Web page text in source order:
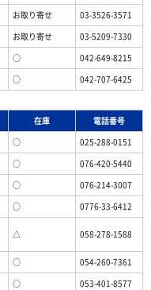
お取り寄せ
03-3526-3571
お取り寄せ
03-5209-7330
○
042-649-8215
○ 042-707-6425
在庫
電話番号
○
025-288-0151
○
076-420-5440
○
076-214-3007
○ 0776-33-6412
△ 058-278-1588
○
054-260-7361
○ 053-401-8577